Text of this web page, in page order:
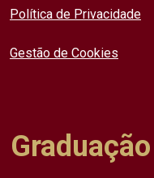
Política de Privacidade
Gestão de Cookies
Graduação